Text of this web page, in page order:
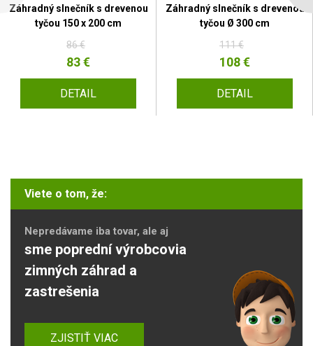
Záhradný slnečník s drevenou
tyčou 150 x 200 cm
86 €
83 €
DETAIL
Záhradný slnečník s drevenou
tyčou Ø 300 cm
111 €
108 €
DETAIL
Viete o tom, že:
Nepredávame iba tovar, ale aj
sme poprední výrobcovia
zimných záhrad a
zastrešenia
ZJISTIŤ VIAC